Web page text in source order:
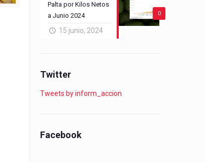
0
Palta por Kilos Netos
a Junio 2024
15 junio, 2024
Twitter
Tweets by inform_accion
Facebook